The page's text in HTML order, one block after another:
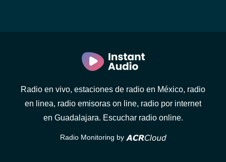
Radio en vivo, estaciones de radio en México, radio
en linea, radio emisoras on line, radio por internet
en Guadalajara. Escuchar radio online.
Radio Monitoring by